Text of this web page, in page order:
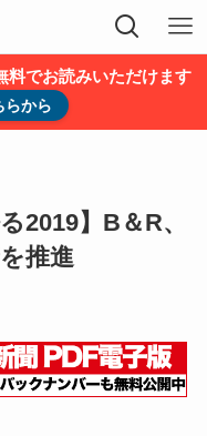
料でお読みいただけます
らから
2019】B＆R、
推進